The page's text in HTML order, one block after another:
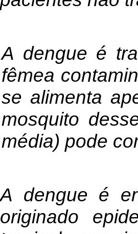
A dengue é
fêmea
se alimenta
mosquito
média) pode
A dengue é
originado